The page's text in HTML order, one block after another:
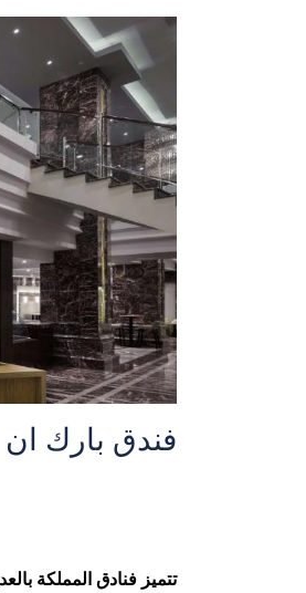
فندق بارك
تتميز فنادق المملكة